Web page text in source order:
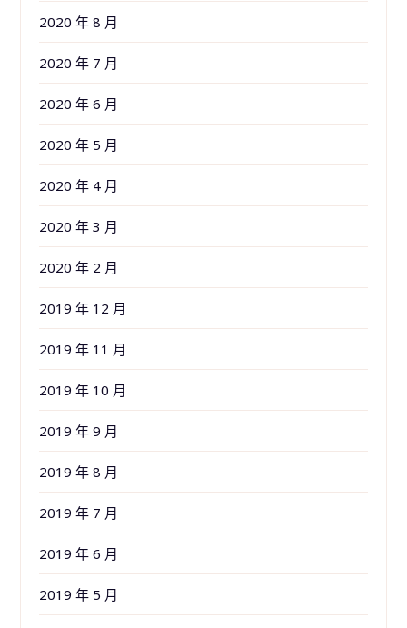
2020 年 8 月
2020 年 7 月
2020 年 6 月
2020 年 5 月
2020 年 4 月
2020 年 3 月
2020 年 2 月
2019 年 12 月
2019 年 11 月
2019 年 10 月
2019 年 9 月
2019 年 8 月
2019 年 7 月
2019 年 6 月
2019 年 5 月